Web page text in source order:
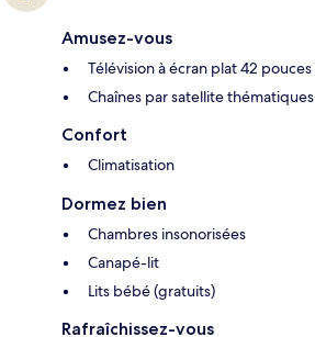
Amusez-vous
Télévision à écran plat 42 pouces
Chaînes par satellite thématiques
Confort
Climatisation
Dormez bien
Chambres insonorisées
Canapé-lit
Lits bébé (gratuits)
Rafraîchissez-vous